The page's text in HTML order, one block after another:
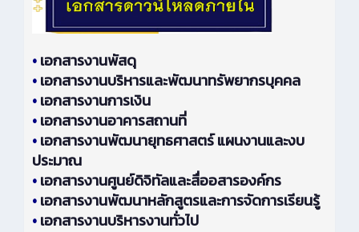
•เอกสารงานพัสดุ
•เอกสารงานบริหารและพัฒนาทรัพยากรบุคคล
•เอกสารงานการเงิน
•เอกสารงานอาคารสถานที่
•เอกสารงานพัฒนายุทธศาสตร์ แผนงานและงบ
ประมาณ
•เอกสารงานศูนย์ดิจิทัลและสื่ออสารองค์กร
•เอกสารงานพัฒนาหลักสูตรและการจัดการเรียนรู้
•เอกสารงานบริหารงานทั่วไป